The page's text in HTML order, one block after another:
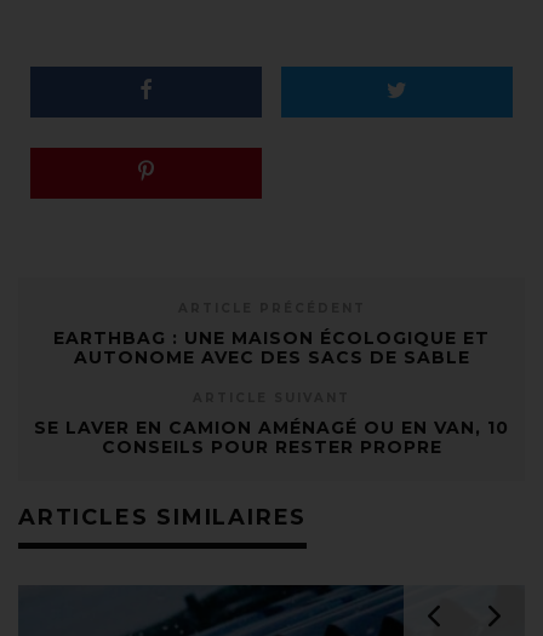
EARTHBAG : UNE MAISON ÉCOLOGIQUE ET
AUTONOME AVEC DES SACS DE SABLE
SE LAVER EN CAMION AMÉNAGÉ OU EN VAN, 10
CONSEILS POUR RESTER PROPRE
ARTICLES SIMILAIRES